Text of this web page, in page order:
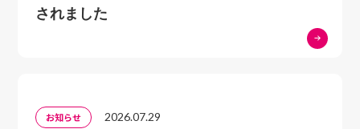
されました
お知らせ 2026.07.29